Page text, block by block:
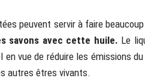
peuvent servir à faire
savons avec cette huile. Le
vue de réduire les émissions
autres êtres vivants.